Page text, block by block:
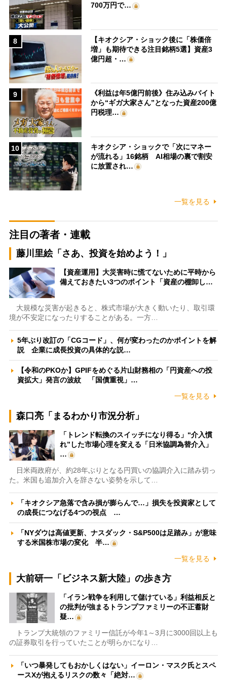
700万円で…
8
【キオクシア・ショック後に「株価倍
増」も期待できる注目銘柄5選】資産3
億円超・…
9
《利益は年5億円前後》住み込みバイト
から“ギガ大家さん”となった資産200億
円税理…
10
キオクシア・ショックで「次にマネー
が流れる」16銘柄 AI相場の裏で割安
に放置され…
一覧を見る
注目の著者・連載
藤川里絵「さあ、投資を始めよう！」
【資産運用】大災害時に慌てないために平時から
備えておきたい3つのポイント「資産の棚卸し…
大規模な災害が起きると、株式市場が大きく動いたり、取引環
境が不安定になったりすることがある。一方…
5年ぶり改訂の「CGコード」、何が変わったのかポイントを解
説 企業に成長投資の具体的な説…
【令和のPKOか】GPIFをめぐる片山財務相の「円資産への投
資拡大」発言の波紋 「国債重視」…
一覧を見る
森口亮「まるわかり市況分析」
「トレンド転換のスイッチになり得る」“介入慣
れ”した市場心理を変える「日米協調為替介入」
…
日米両政府が、約28年ぶりとなる円買いの協調介入に踏み切っ
た。米国も追加介入を辞さない姿勢を示して…
「キオクシア急落で含み損が膨らんで…」損失を投資家として
の成長につなげる4つの視点 …
「NYダウは高値更新、ナスダック・S&P500は足踏み」が意味
する米国株市場の変化 半…
一覧を見る
大前研一「ビジネス新大陸」の歩き方
「イラン戦争を利用して儲けている」利益相反と
の批判が強まるトランプファミリーの不正蓄財
疑…
トランプ大統領のファミリー信託が今年1～3月に3000回以上も
の証券取引を行っていたことが明らかになり…
「いつ暴発してもおかしくはない」イーロン・マスク氏とスペ
ースXが抱えるリスクの数々「絶対…